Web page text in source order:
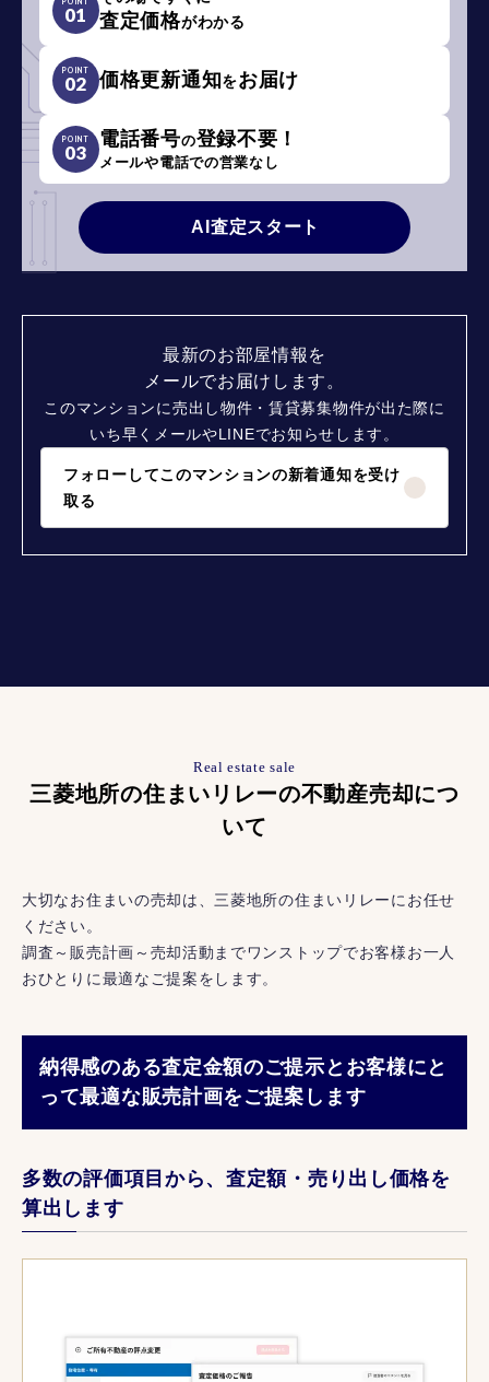
01 査定価格がわかる
POINT
02 価格更新通知をお届け
POINT
03
電話番号の登録不要！
メールや電話での営業なし
AI査定スタート
最新のお部屋情報を
メールでお届けします。
このマンションに売出し物件・賃貸募集物件が出た際に
いち早くメールやLINEでお知らせします。
フォローしてこのマンションの新着通知を受け
取る
Real estate sale
三菱地所の住まいリレーの不動産売却につ
いて
大切なお住まいの売却は、三菱地所の住まいリレーにお任せ
ください。
調査～販売計画～売却活動までワンストップでお客様お一人
おひとりに最適なご提案をします。
納得感のある査定金額のご提示とお客様にと
って最適な販売計画をご提案します
多数の評価項目から、査定額・売り出し価格を
算出します